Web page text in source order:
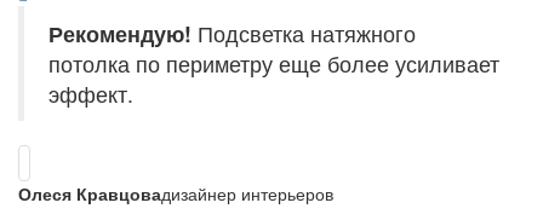
Рекомендую! Подсветка натяжного
потолка по периметру еще более усиливает
эффект.
Олеся Кравцовадизайнер интерьеров